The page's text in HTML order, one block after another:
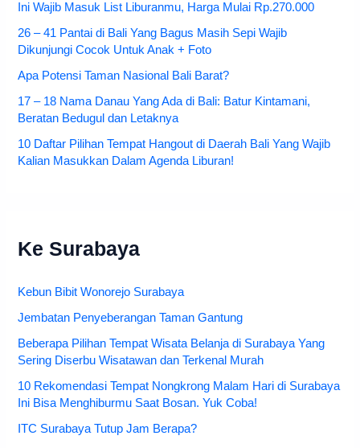
Ini Wajib Masuk List Liburanmu, Harga Mulai Rp.270.000
26 – 41 Pantai di Bali Yang Bagus Masih Sepi Wajib
Dikunjungi Cocok Untuk Anak + Foto
Apa Potensi Taman Nasional Bali Barat?
17 – 18 Nama Danau Yang Ada di Bali: Batur Kintamani,
Beratan Bedugul dan Letaknya
10 Daftar Pilihan Tempat Hangout di Daerah Bali Yang Wajib
Kalian Masukkan Dalam Agenda Liburan!
Ke Surabaya
Kebun Bibit Wonorejo Surabaya
Jembatan Penyeberangan Taman Gantung
Beberapa Pilihan Tempat Wisata Belanja di Surabaya Yang
Sering Diserbu Wisatawan dan Terkenal Murah
10 Rekomendasi Tempat Nongkrong Malam Hari di Surabaya
Ini Bisa Menghiburmu Saat Bosan. Yuk Coba!
ITC Surabaya Tutup Jam Berapa?